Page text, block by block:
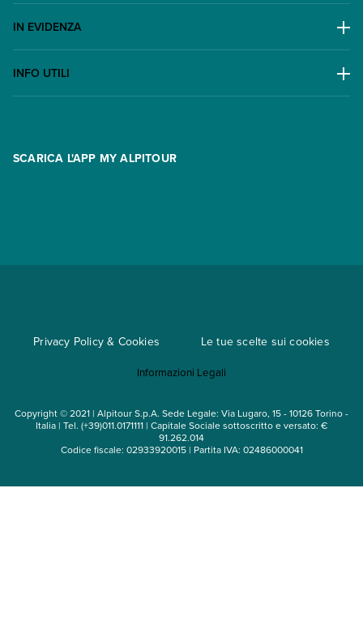
Lavora con noi
Assicurazioni
IN EVIDENZA
INFO UTILI
Condizioni generali di contratto
Mappa del sito
SCARICA L'APP MY ALPITOUR
Privacy Policy & Cookies Le tue scelte sui cookies
Informazioni Legali
Copyright © 2021 | Alpitour S.p.A. Sede Legale: Via Lugaro, 15 - 10126 Torino -
Italia | Tel. (+39)011.0171111 | Capitale Sociale sottoscritto e versato: €
91.262.014
Codice fiscale: 02933920015 | Partita IVA: 02486000041